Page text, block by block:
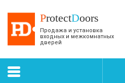
ProtectDoors
Продажа и установка
входных и межкомнатных
дверей